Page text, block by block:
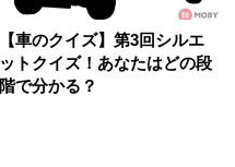
【車のクイズ】第3回シルエ
ットクイズ！あなたはどの段
階で分かる？